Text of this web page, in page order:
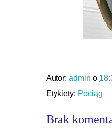
Autor: admin o
Etykiety: Pociąg
Brak